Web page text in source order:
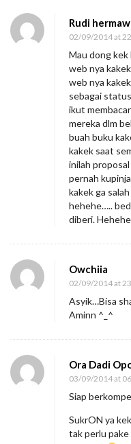
Rudi
02/09/2014 at
Mau dong kek
web nya
web nya
sebagai
ikut
mereka dlm
buah buku
kakek saat
inilah
pernah
kakek ga
hehehe…..
diberi.
Owchiia
02/09/2014 at
Asyik…Bisa
Aminn ^_^
Ora Dadi
03/09/2014 at
Siap
SukrON ya
tak perlu pake